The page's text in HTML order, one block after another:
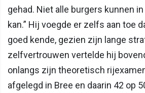
gehad. Niet alle burgers kunnen
kan.” Hij voegde er zelfs aan toe
goed kende, gezien zijn lange
zelfvertrouwen vertelde hij
onlangs zijn theoretisch
afgelegd in Bree en daarin 42 op